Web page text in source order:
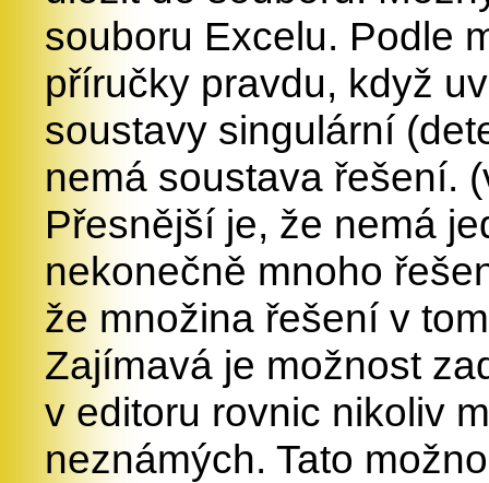
souboru Excelu. Podle
příručky pravdu, když
soustavy singulární
nemá soustava řešení.
Přesnější je, že nemá
nekonečně mnoho
že množina řešení v
Zajímavá je možnost
v editoru rovnic nikoliv
neznámých. Tato